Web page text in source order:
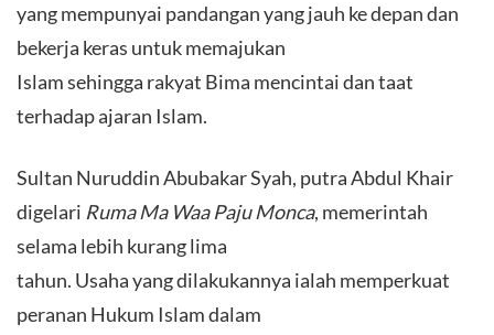
yang mempunyai pandangan yang jauh ke depan dan
bekerja keras untuk memajukan
Islam sehingga rakyat Bima mencintai dan taat
terhadap ajaran Islam.
Sultan Nuruddin Abubakar Syah, putra Abdul Khair
digelari Ruma Ma Waa Paju Monca, memerintah
selama lebih kurang lima
tahun. Usaha yang dilakukannya ialah memperkuat
peranan Hukum Islam dalam